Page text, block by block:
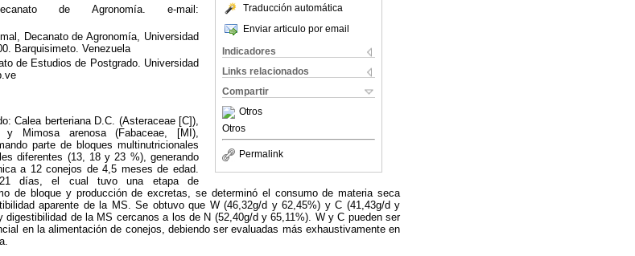
Traducción automática
Enviar articulo por email
Indicadores
Links relacionados
Compartir
Otros
Otros
Permalink
de Agronomía. e-mail:
Decanato de Agronomía, Universidad
Barquisimeto. Venezuela
de Estudios de Postgrado. Universidad
Calea berteriana D.C. (Asteraceae [C]),
y Mimosa arenosa (Fabaceae, [MI),
parte de bloques multinutricionales
diferentes (13, 18 y 23 %), generando
a 12 conejos de 4,5 meses de edad.
21 días, el cual tuvo una etapa de
de bloque y producción de excretas, se determinó el consumo de materia seca
aparente de la MS. Se obtuvo que W (46,32g/d y 62,45%) y C (41,43g/d y
de la MS cercanos a los de N (52,40g/d y 65,11%). W y C pueden ser
en la alimentación de conejos, debiendo ser evaluadas más exhaustivamente en